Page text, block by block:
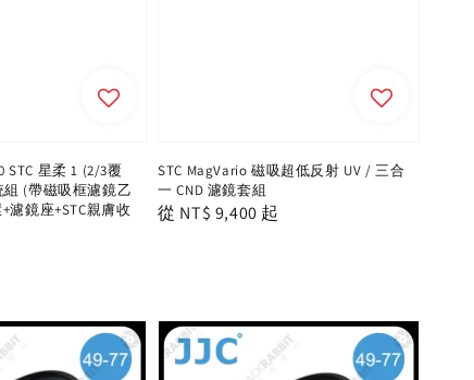
STC 星柔 1 (2/3覆
(帶磁吸框濾鏡乙
濾鏡座+STC親膚收
STC MagVario 磁吸超低反射 UV / 三合
一 CND 濾鏡套組
Regular
從 NT$ 9,400 起